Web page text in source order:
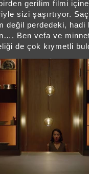
gerilim filmi
sizi şaşırtıyor.
değil perdedeki, hadi
Ben vefa ve minnet
de çok kıymetli